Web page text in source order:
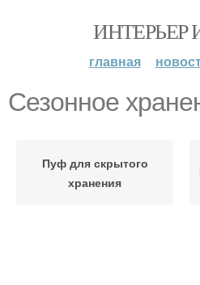
ИНТЕРЬЕР
главная
Сезонное
Пуф для скрытого
хранения